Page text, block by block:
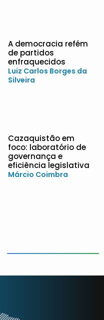
A democracia refém
de partidos
enfraquecidos
Luiz Carlos Borges da
Silveira
Cazaquistão em
foco: laboratório de
governança e
eficiência legislativa
Márcio Coimbra